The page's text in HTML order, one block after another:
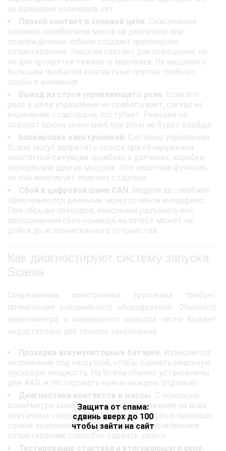
Защита от спама:
сдвинь вверх до 100
чтобы зайти на сайт
но вращения коленвала нет.
Плохой контакт в силовой цепи. Окисленные
клеммы, ослабленная масса на двигателе или
повреждённые кабели создают чрезмерное
сопротивление. Энергии хватает для освещения, но
не для прокрутки тяжёлого маховика. На машинах с
большим пробегом контактные группы требуют
особого внимания.
Выход из строя управляющего реле. Если это
реле в цепи управления не срабатывает, сигнал на
включение стартера не поступает. Реакции на
поворот ключа зажигания при этом не будет вообще.
Блокировка электроникой. Системы управления
Scania могут запретить запуск при обнаружении
нештатной ситуации: ошибках в датчиках, коробке
передач или других модулях. Это защитная функция,
но она имитирует поломку стартера.
Сбой в цифровой шине CAN. Модули автомобиля
обмениваются данными через сетевой интерфейс.
При обрыве проводов, окислении разъёмов или
программном сбое команда на запуск может не
дойти до исполнительного устройства.
Как диагностируют систему запуска
Scania
Современная электроника грузовика требует
применения специального оборудования. Обычного
мультиметра и визуального осмотра часто бывает
недостаточно для точного заключения.
Проверка аккумуляторных батарей. Измеряется
напряжение под нагрузкой, чтобы оценить реальную
пусковую мощность. На Scania обычно установлены
две АКБ, и тестировать нужно каждую отдельно.
Диагностика контактов и массы. С помощью
вольтметра замеряют падение напряжения на всех
критичных соединениях: клеммах, силовых проводах,
точках крепления «массы». Даже незначительное
сопротивление способно сорвать запуск.
Тестирование стартера и втягивающего реле.